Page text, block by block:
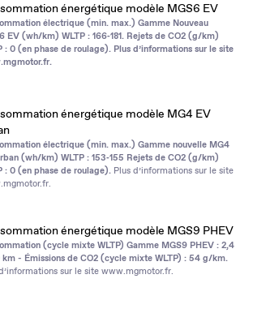
énergétique modèle MGS6 EV
électrique (min. max.) Gamme Nouveau
EV (wh/km) WLTP : 166‑181. Rejets de CO2 (g/km)
: 0 (en phase de roulage). Plus d’informations sur le site
.
énergétique modèle MG4 EV
électrique (min. max.) Gamme nouvelle MG4
(wh/km) WLTP : 153‑155 Rejets de CO2 (g/km)
: 0 (en phase de roulage). Plus d’informations sur le site
.
énergétique modèle MGS9 PHEV
(cycle mixte WLTP) Gamme MGS9 PHEV : 2,4
- Émissions de CO2 (cycle mixte WLTP) : 54 g/km.
sur le site www.mgmotor.fr.